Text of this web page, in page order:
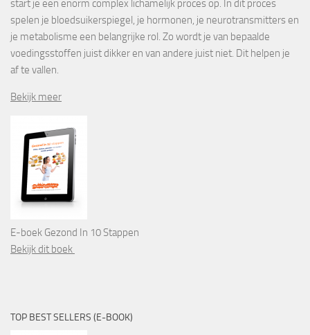
start je een enorm complex lichamelijk proces op. In dit proces
spelen je bloedsuikerspiegel, je hormonen, je neurotransmitters en
je metabolisme een belangrijke rol. Zo wordt je van bepaalde
voedingsstoffen juist dikker en van andere juist niet. Dit helpen je
af te vallen.
Bekijk meer
E-boek Gezond In 10 Stappen
Bekijk dit boek
TOP BEST SELLERS (E-BOOK)